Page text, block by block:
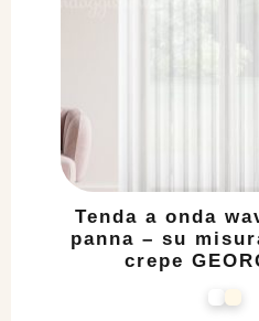
Tenda a onda
panna – su
crepe